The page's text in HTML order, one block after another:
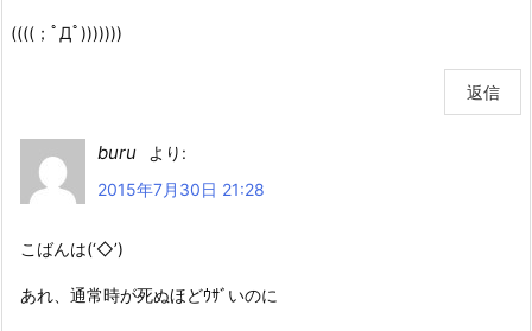
((((；ﾟДﾟ)))))))
返信
buru
より:
2015年7月30日 21:28
こばんは(‘◇’)ゞ
あれ、通常時が死ぬほどｳｻﾞいのに